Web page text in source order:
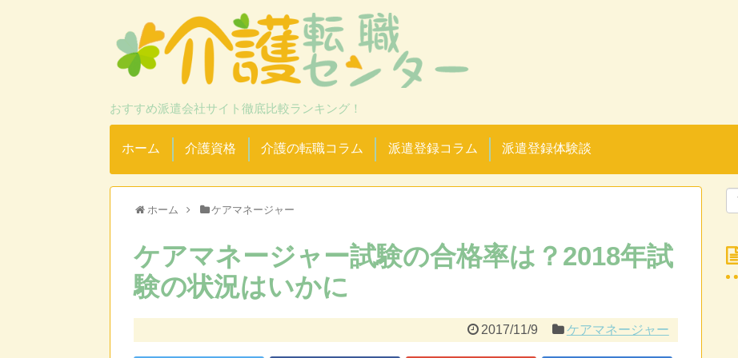
おすすめ派遣会社サイト徹底比較ランキング！
ホーム 介護資格 介護の転職コラム 派遣登録コラム 派遣登録体験談
ホーム ケアマネージャー
ケアマネージャー試験の合格率は？2018年試
験の状況はいかに
2017/11/9 ケアマネージャー